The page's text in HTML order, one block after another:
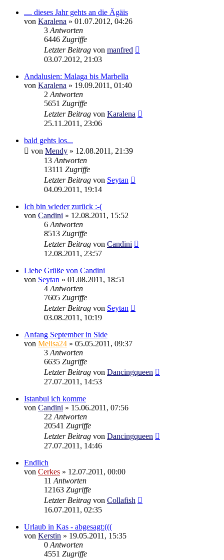
.... dieses Jahr gehts an die Ägäis
von Karalena » 01.07.2012, 04:26
3 Antworten
6446 Zugriffe
Letzter Beitrag von manfred
03.07.2012, 21:03
Andalusien: Malaga bis Marbella
von Karalena » 19.09.2011, 01:40
2 Antworten
5651 Zugriffe
Letzter Beitrag von Karalena
25.11.2011, 23:06
bald gehts los...
von Mendy » 12.08.2011, 21:39
13 Antworten
13111 Zugriffe
Letzter Beitrag von Seytan
04.09.2011, 19:14
Ich bin wieder zurück :-(
von Candini » 12.08.2011, 15:52
6 Antworten
8513 Zugriffe
Letzter Beitrag von Candini
12.08.2011, 23:57
Liebe Grüße von Candini
von Seytan » 01.08.2011, 18:51
4 Antworten
7605 Zugriffe
Letzter Beitrag von Seytan
03.08.2011, 10:19
Anfang September in Side
von Melisa24 » 05.05.2011, 09:37
3 Antworten
6635 Zugriffe
Letzter Beitrag von Dancingqueen
27.07.2011, 14:53
Istanbul ich komme
von Candini » 15.06.2011, 07:56
22 Antworten
20541 Zugriffe
Letzter Beitrag von Dancingqueen
27.07.2011, 14:46
Endlich
von Cerkes » 12.07.2011, 00:00
11 Antworten
12163 Zugriffe
Letzter Beitrag von Collafish
16.07.2011, 02:35
Urlaub in Kas - abgesagt:(((
von Kerstin » 19.05.2011, 15:35
0 Antworten
4551 Zugriffe